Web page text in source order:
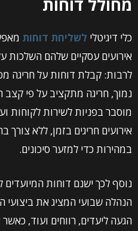
כלי דיגיטלי לשליחת דוחות
אירועים עסקיים שלהם
לרבות: קבלת דוחות על חריגה
נמוך, חריגה מתקציב על פי קצב
מוסבר בפניות לשירות לקוחות
אירועים חריגים בזמן, ללא
במהירות כדי למזער סיכונים.
נוסף לכך ישנם דוחות
הנהלה שבועי המציג את ביצועי
הגעה ליעדים, רווחים ועוד,